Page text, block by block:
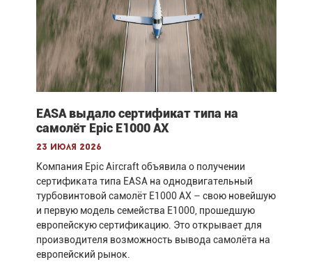
EASA выдало сертификат типа на
самолёт Epic E1000 AX
23 июля 2026
Компания Epic Aircraft объявила о получении
сертификата типа EASA на однодвигательный
турбовинтовой самолёт E1000 AX – свою новейшую
и первую модель семейства E1000, прошедшую
европейскую сертификацию. Это открывает для
производителя возможность вывода самолёта на
европейский рынок.